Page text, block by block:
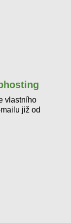
vlastního
již od